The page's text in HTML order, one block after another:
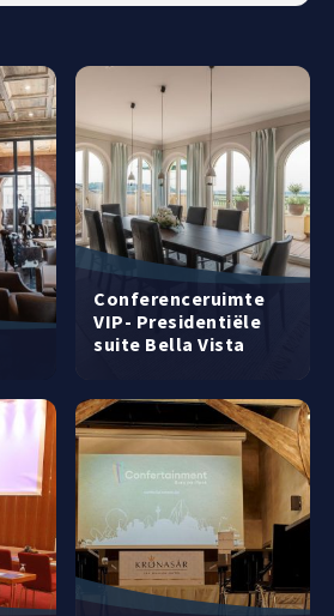
Conferenceruimte
VIP- Presidentiële
suite Bella Vista